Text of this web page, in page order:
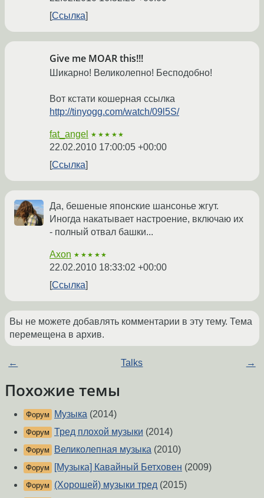
Ссылка
Give me MOAR this!!!
Шикарно! Великолепно! Бесподобно!
Вот кстати кошерная ссылка
http://tinyogg.com/watch/09l5S/
fat_angel ★★★★★
22.02.2010 17:00:05 +00:00
Ссылка
Да, бешеные японские шансонье жгут.
Иногда накатывает настроение, включаю их
- полный отвал башки...
Axon ★★★★★
22.02.2010 18:33:02 +00:00
Ссылка
Вы не можете добавлять комментарии в эту тему. Тема
перемещена в архив.
← Talks →
Похожие темы
Форум Музыка (2014)
Форум Тред плохой музыки (2014)
Форум Великолепная музыка (2010)
Форум [Музыка] Кавайный Бетховен (2009)
Форум (Хорошей) музыки тред (2015)